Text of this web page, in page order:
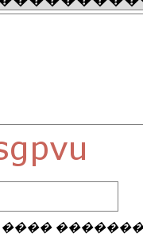
����